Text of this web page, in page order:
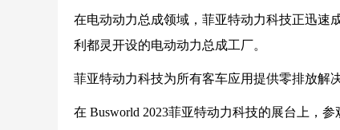
在电动动力总成领域，菲亚特动力科技正迅速
利都灵开设的电动动力总成工厂。
菲亚特动力科技为所有客车应用提供零排放解
在 Busworld 2023菲亚特动力科技的展台上，